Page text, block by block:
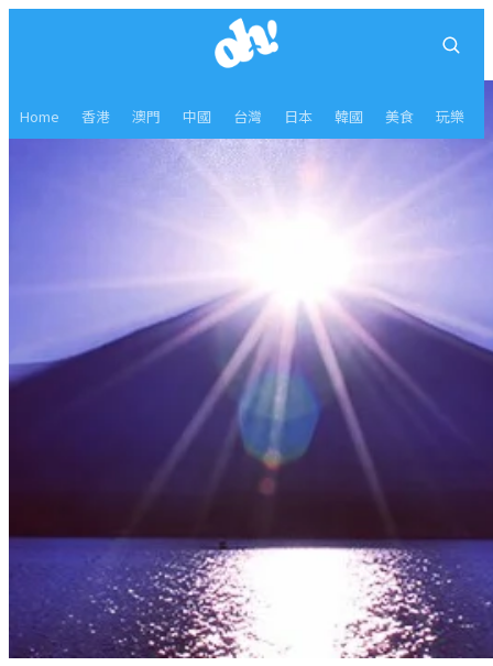
Home 香港 澳門 中國 台灣 日本 韓國 美食 玩樂